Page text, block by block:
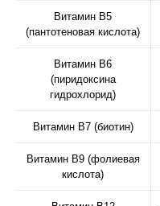
Витамин B5
(пантотеновая кислота)
Витамин B6
(пиридоксина
гидрохлорид)
Витамин B7 (биотин)
Витамин B9 (фолиевая
кислота)